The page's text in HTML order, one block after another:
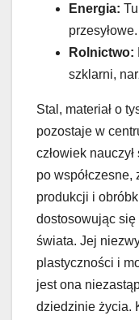
Energia:
przesyłowe.
Rolnictwo:
szklarni,
Stal, materiał o
pozostaje w
człowiek
po
produkcji i
dostosowując
świata. Jej
plastyczności i
jest ona
dziedzinie życia.